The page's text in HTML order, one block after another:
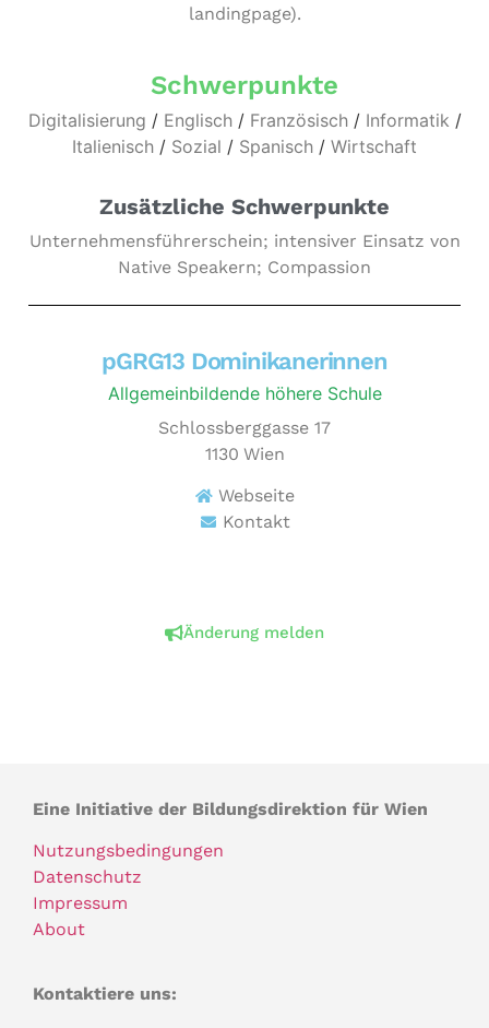
l​a​n​d​i​n​g​p​age).
Schwerpunkte
Digitalisierung / Englisch/ Französisch/ Informatik /
Italienisch / Sozial / Spanisch / Wirtschaft
Zusätzliche Schwerpunkte
Unternehmensführerschein; intensiver Einsatz von
Native Speakern; Compassion
pGRG13 Dominikanerinnen
Allgemeinbildende höhere Schule
Schlossberggasse 17
1130 Wien
Webseite
Kontakt
Änderung melden
Eine Initiative der Bildungsdirektion für Wien
Nutzungsbedingungen
Datenschutz
Impressum
About
Kontaktiere uns: